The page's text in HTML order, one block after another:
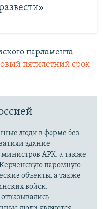
парламента
пятилетний срок
люди в форме без
здание
АРК, а также
паромную
объекты, а также
войск.